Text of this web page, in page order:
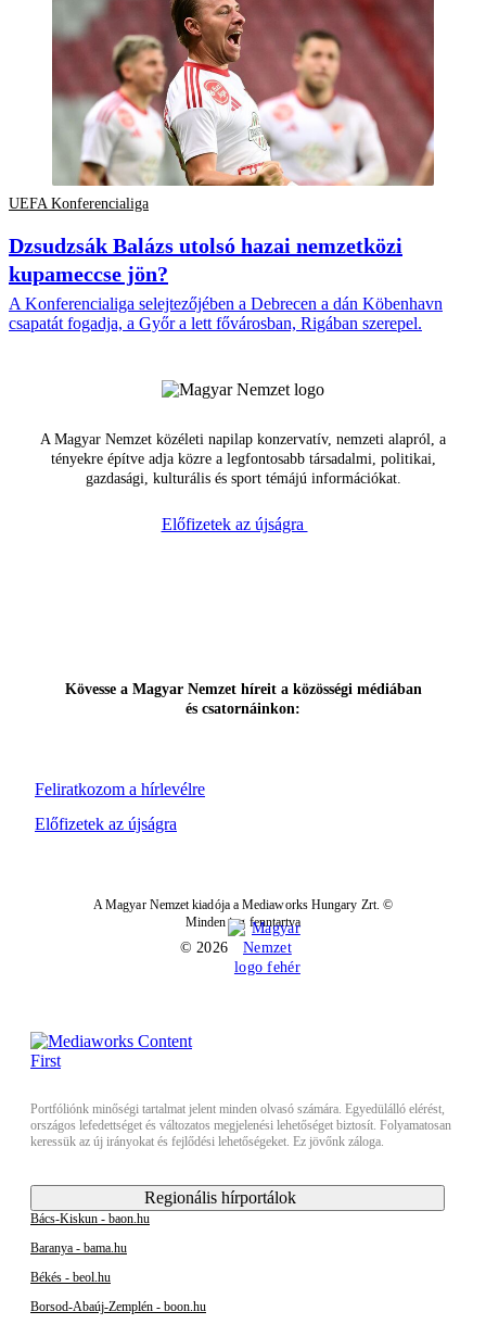
UEFA Konferencialiga
Dzsudzsák Balázs utolsó hazai nemzetközi
kupameccse jön?
A Konferencialiga selejtezőjében a Debrecen a dán Köbenhavn
csapatát fogadja, a Győr a lett fővárosban, Rigában szerepel.
A Magyar Nemzet közéleti napilap konzervatív, nemzeti alapról, a
tényekre építve adja közre a legfontosabb társadalmi, politikai,
gazdasági, kulturális és sport témájú információkat.
Előfizetek az újságra
Feliratkozom a hírlevélre
Kövesse a Magyar Nemzet híreit a közösségi médiában
és csatornáinkon:
Előfizetek az újságra
A Magyar Nemzet kiadója a Mediaworks Hungary Zrt. ©
Minden jog fenntartva
© 2026
Portfóliónk minőségi tartalmat jelent minden olvasó számára. Egyedülálló elérést,
országos lefedettséget és változatos megjelenési lehetőséget biztosít. Folyamatosan
keressük az új irányokat és fejlődési lehetőségeket. Ez jövőnk záloga.
Regionális hírportálok
Bács-Kiskun - baon.hu
Baranya - bama.hu
Békés - beol.hu
Borsod-Abaúj-Zemplén - boon.hu